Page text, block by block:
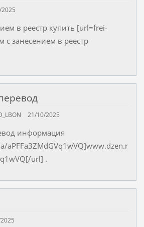
в реестр купить [url=frei-
занесением в реестр
21/10/2025
информация
aPFFa3ZMdGVq1wVQ]www.dzen.r
url] .